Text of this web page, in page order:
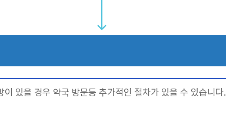
있을 경우 약국 방문등 추가적인 절차가 있을 수 있습니다.